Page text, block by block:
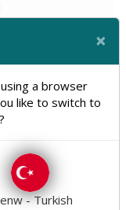
×
a browser
like to switch to
- Turkish